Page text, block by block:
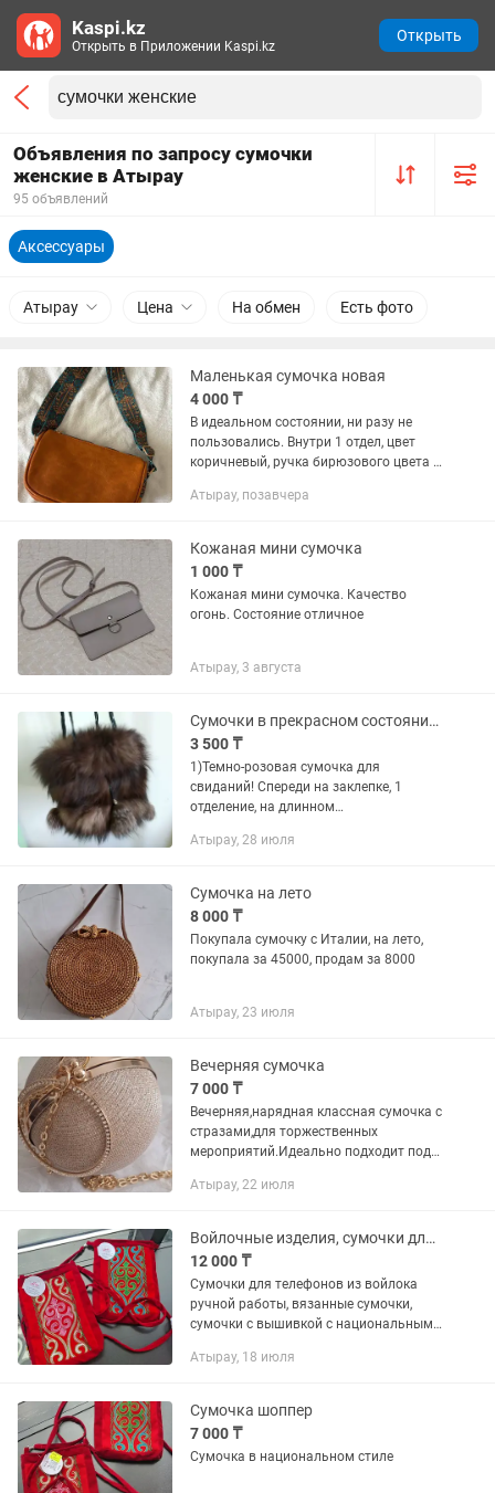
Объявления по запросу сумочки
женские в Атырау
95 объявлений
Аксессуары
Атырау Цена На обмен Есть фото
Маленькая сумочка новая
4 000 ₸
В идеальном состоянии, ни разу не
пользовались. Внутри 1 отдел, цвет
коричневый, ручка бирюзового цвета с
Атырау, позавчера
Кожаная мини сумочка
1 000 ₸
Кожаная мини сумочка. Качество
огонь. Состояние отличное
Атырау, 3 августа
Сумочки в прекрасном состоянии. Меховая сумочка Новая
3 500 ₸
1)Темно-розовая сумочка для
свиданий! Спереди на заклепке, 1
отделение, на длинном
кармашка. Без дефектов. Отдам за
коричневая. Ручки...
Атырау, 28 июля
Сумочка на лето
8 000 ₸
Покупала сумочку с Италии, на лето,
покупала за 45000, продам за 8000
Атырау, 23 июля
Вечерняя сумочка
7 000 ₸
Вечерняя,нарядная классная сумочка с
стразами,для торжественных
мероприятий.Идеально подходит под
договорная
Атырау, 22 июля
Войлочные изделия, сумочки для телефонов
12 000 ₸
Сумочки для телефонов из войлока
ручной работы, вязанные сумочки,
сумочки с вышивкой с национальным
Атырау, 18 июля
Сумочка шоппер
7 000 ₸
Сумочка в национальном стиле
Kaspi.kz
Открыть в Приложении Kaspi.kz
Открыть